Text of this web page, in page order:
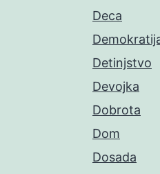
Deca
Detinjstvo
Devojka
Dobrota
Dom
Dosada